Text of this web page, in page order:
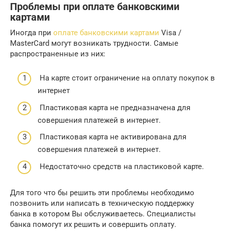
Проблемы при оплате банковскими
картами
Иногда при оплате банковскими картами Visa /
MasterCard могут возникать трудности. Самые
распространенные из них:
На карте стоит ограничение на оплату покупок в
интернет
Пластиковая карта не предназначена для
совершения платежей в интернет.
Пластиковая карта не активирована для
совершения платежей в интернет.
Недостаточно средств на пластиковой карте.
Для того что бы решить эти проблемы необходимо
позвонить или написать в техническую поддержку
банка в котором Вы обслуживаетесь. Специалисты
банка помогут их решить и совершить оплату.